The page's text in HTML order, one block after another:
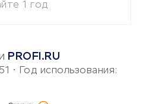
PROFI.RU
• Год использования:
1 год